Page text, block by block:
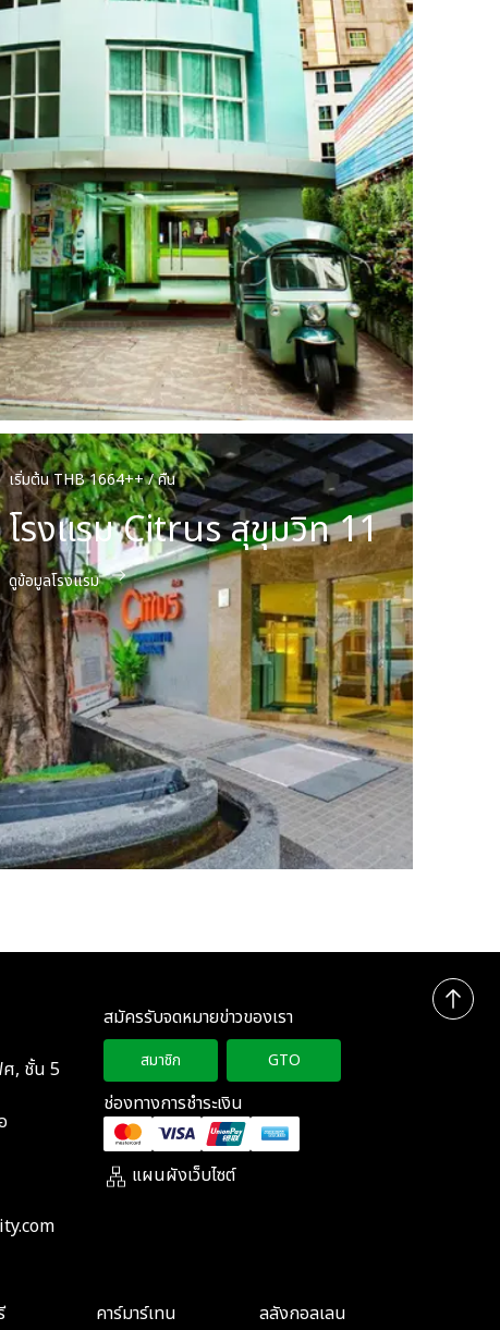
เริ่มต้น THB 1664++ / คืน
โรงแรม Citrus สุขุมวิท 11
ดูข้อมูลโรงแรม
ศ, ชั้น 5
สมัครรับจดหมายข่าวของเรา
สมาชิก GTO
ช่องทางการชำระเงิน
แผนผังเว็บไซต์
คาร์มาร์เทน ลลังกอลเลน